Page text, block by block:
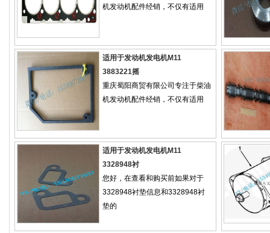
机发动机配件经销，不仅有适用
适用于发动机发电机M11
3883221摇
重庆蜀阳商贸有限公司专注于柴油
机发动机配件经销，不仅有适用
适用于发动机发电机M11
3328948衬
您好，在查看和购买前如果对于
3328948衬垫信息和3328948衬
垫的